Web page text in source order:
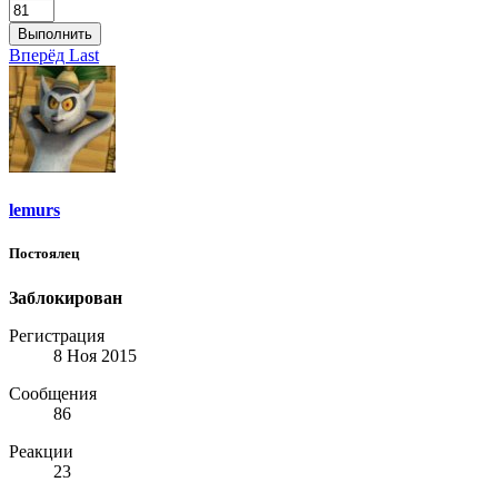
Выполнить
Вперёд Last
lemurs
Постоялец
Заблокирован
Регистрация
8 Ноя 2015
Сообщения
86
Реакции
23